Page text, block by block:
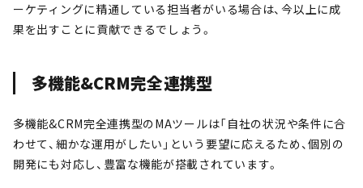
ーケティングに精通している担当者がいる場合は、今以上に成
果を出すことに貢献できるでしょう。
多機能&CRM完全連携型
多機能&CRM完全連携型のMAツールは「自社の状況や条件に合
わせて、細かな運用がしたい」という要望に応えるため、個別の
開発にも対応し、豊富な機能が搭載されています。